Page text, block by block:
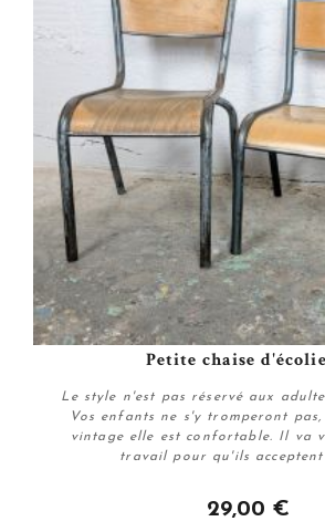
Petite chaise
Le style n'est pas réservé aux
Vos enfants ne s'y tromperont
vintage elle est confortable. Il va
travail pour qu'ils acceptent
29,00 €